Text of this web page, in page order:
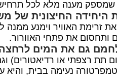
היחידה החיצונית של
זרימת האוויר וימנע
ותחסום את פתחי האוורור.
גם את המים לרחצה
תת רצפתי או רדיאטורים)
נעימה בבית, והיא